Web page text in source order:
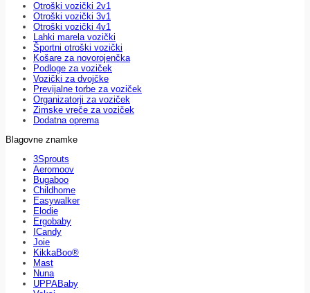
Otroški vozički 2v1
Otroški vozički 3v1
Otroški vozički 4v1
Lahki marela vozički
Športni otroški vozički
Košare za novorojenčka
Podloge za voziček
Vozički za dvojčke
Previjalne torbe za voziček
Organizatorji za voziček
Zimske vreče za voziček
Dodatna oprema
Blagovne znamke
3Sprouts
Aeromoov
Bugaboo
Childhome
Easywalker
Elodie
Ergobaby
ICandy
Joie
KikkaBoo®
Mast
Nuna
UPPABaby